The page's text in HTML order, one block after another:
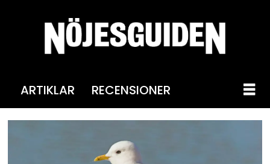
ARTIKLAR RECENSIONER